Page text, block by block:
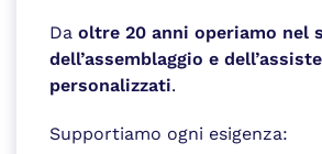
Da oltre 20 anni operiamo nel
dell’assemblaggio e
personalizzati.
Supportiamo ogni esigenza: